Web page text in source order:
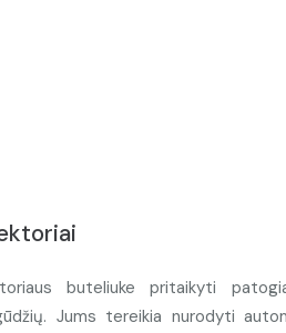
buteliuke pritaikyti
Jums tereikia nurodyti